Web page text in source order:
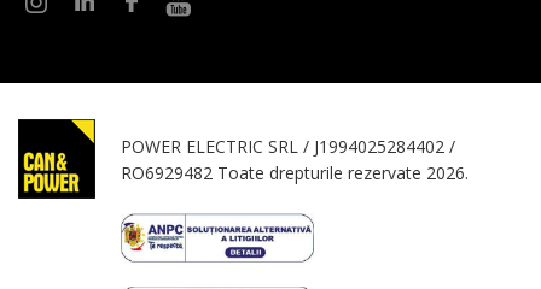
POWER ELECTRIC SRL / J1994025284402 /
RO6929482 Toate drepturile rezervate 2026.